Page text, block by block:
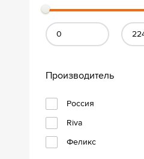
Офисные перегородки
Настольные экраны
Настенные панели (отбойники)
Производитель
Россия
Riva
Феликс